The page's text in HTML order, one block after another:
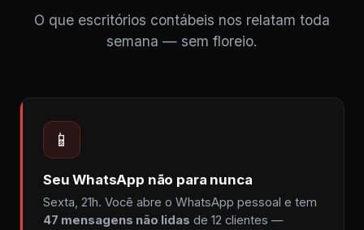
O que escritórios contábeis nos relatam toda
semana — sem floreio.
📱
Seu WhatsApp não para nunca
Sexta, 21h. Você abre o WhatsApp pessoal e tem
47 mensagens não lidas de 12 clientes —